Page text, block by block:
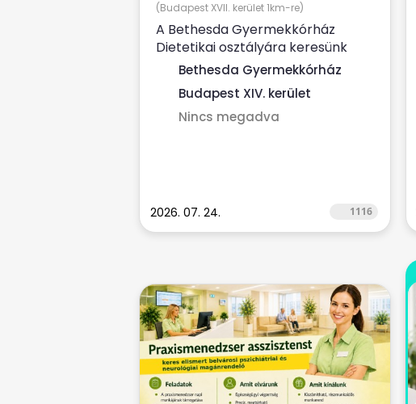
(Budapest XVII. kerület 1km-re)
A Bethesda Gyermekkórház
Dietetikai osztályára keresünk
kórházi tapasztalattal rendelkező
Bethesda Gyermekkórház
Budapest XIV. kerület
Nincs megadva
2026. 07. 24. 1116